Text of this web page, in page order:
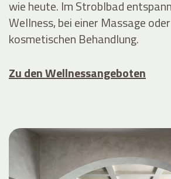
wie heute. Im Stroblbad
Wellness, bei einer Massage
kosmetischen Behandlung.
Zu den Wellnessangeboten